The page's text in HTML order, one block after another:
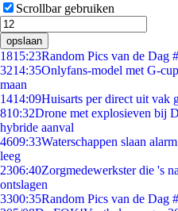
Scrollbar gebruiken
opslaan
1815:23Random Pics van de Dag
3214:35Onlyfans-model met G-
maan
1414:09Huisarts per direct uit vak
810:32Drone met explosieven bij
hybride aanval
4609:33Waterschappen slaan
leeg
2306:40Zorgmedewerkster die 's
ontslagen
3300:35Random Pics van de Dag